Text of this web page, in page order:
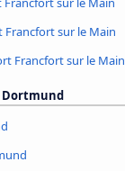
Francfort sur le Main
Francfort sur le Main
Dortmund